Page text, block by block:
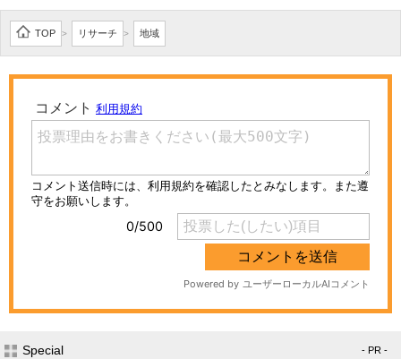
TOP > リサーチ > 地域
Special - PR -